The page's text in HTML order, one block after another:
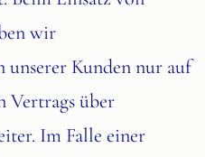
wir
unserer Kunden nur auf
Vertrags über
Im Falle einer